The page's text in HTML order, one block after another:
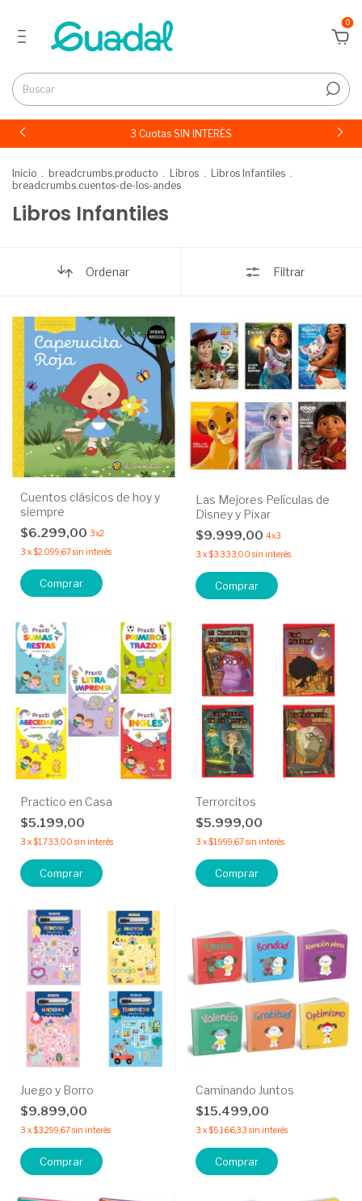
0
3 Cuotas SIN INTERÉS
Inicio . breadcrumbs.producto . Libros . Libros Infantiles .
breadcrumbs.cuentos-de-los-andes
Libros Infantiles
Ordenar Filtrar
Cuentos clásicos de hoy y
siempre
$6.299,00 3x2
3 x$2.099,67sin interés
Comprar
Las Mejores Películas de
Disney y Pixar
$9.999,00 4x3
3 x$3.333,00 sin interés
Comprar
Practico en Casa
$5.199,00
3 x$1.733,00 sin interés
Comprar
Terrorcitos
$5.999,00
3 x$1.999,67sin interés
Comprar
Juego y Borro
$9.899,00
3 x$3.299,67sin interés
Comprar
Caminando Juntos
$15.499,00
3 x$5.166,33 sin interés
Comprar